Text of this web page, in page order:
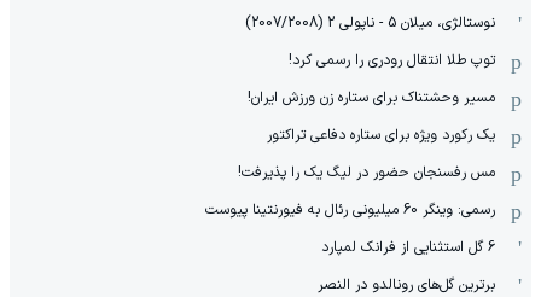
نوستالژی، میلان 5 - ناپولی 2 (2007/2008)
توپ طلا انتقال رودری را رسمی کرد!
مسیر وحشتناک برای ستاره زن ورزش ایران!
یک رکورد ویژه برای ستاره دفاعی تراکتور
مس رفسنجان حضور در لیگ یک را پذیرفت!
رسمی: وینگر 60 میلیونی رئال به فیورنتینا پیوست
6 گل استثنایی از فرانک لمپارد
برترین گل‌های رونالدو در النصر